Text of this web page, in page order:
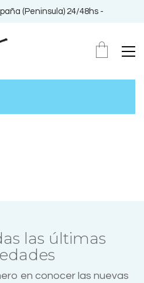
(Peninsula) 24/48hs -
las últimas
en conocer las nuevas